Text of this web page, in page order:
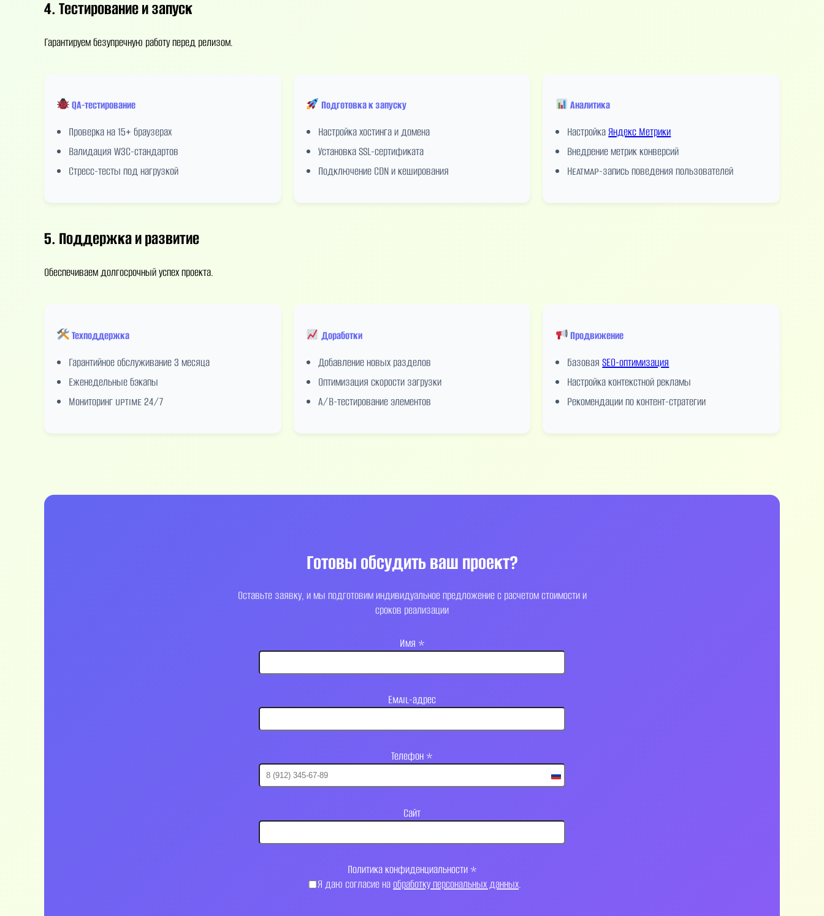
4. Тестирование и запуск
Гарантируем безупречную работу перед релизом.
QA-тестирование
Проверка на 15+ браузерах
Валидация W3C-стандартов
Стресс-тесты под нагрузкой
Подготовка к запуску
Настройка хостинга и домена
Установка SSL-сертификата
Подключение CDN и кеширования
Аналитика
НастройкаЯндекс Метрики
Внедрение метрик конверсий
Heatmap-запись поведения пользователей
5. Поддержка и развитие
Обеспечиваем долгосрочный успех проекта.
Техподдержка
Гарантийное обслуживание 3 месяца
Еженедельные бэкапы
Мониторинг uptime 24/7
Доработки
Добавление новых разделов
Оптимизация скорости загрузки
A/B-тестирование элементов
Продвижение
БазоваяSEO-оптимизация
Настройка контекстной рекламы
Рекомендации по контент-стратегии
Готовы обсудить ваш проект?
Оставьте заявку, и мы подготовим индивидуальное предложение с расчетом стоимости и
сроков реализации
Имя *
Email-адрес
Телефон *
Russia
Сайт
Политика конфиденциальности *
Я даю согласие наобработку персональных данных.